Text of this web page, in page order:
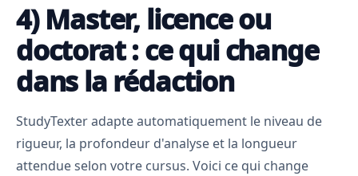
4) Master, licence ou
doctorat : ce qui change
dans la rédaction
StudyTexter adapte automatiquement le niveau de
rigueur, la profondeur d'analyse et la longueur
attendue selon votre cursus. Voici ce qui change